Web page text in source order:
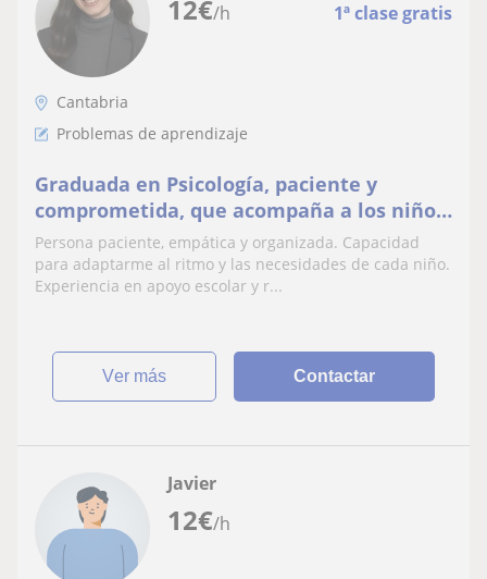
12€/h 1ª clase gratis
Cantabria
Problemas de aprendizaje
Graduada en Psicología, paciente y
comprometida, que acompaña a los niños
en sus dificultades con el estudio.
Persona paciente, empática y organizada. Capacidad
para adaptarme al ritmo y las necesidades de cada niño.
Experiencia en apoyo escolar y r...
ver más Contactar
12€/h
Javier